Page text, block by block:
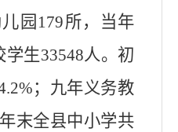
园179所，当年
生33548人。初
；九年义务教
末全县中小学共